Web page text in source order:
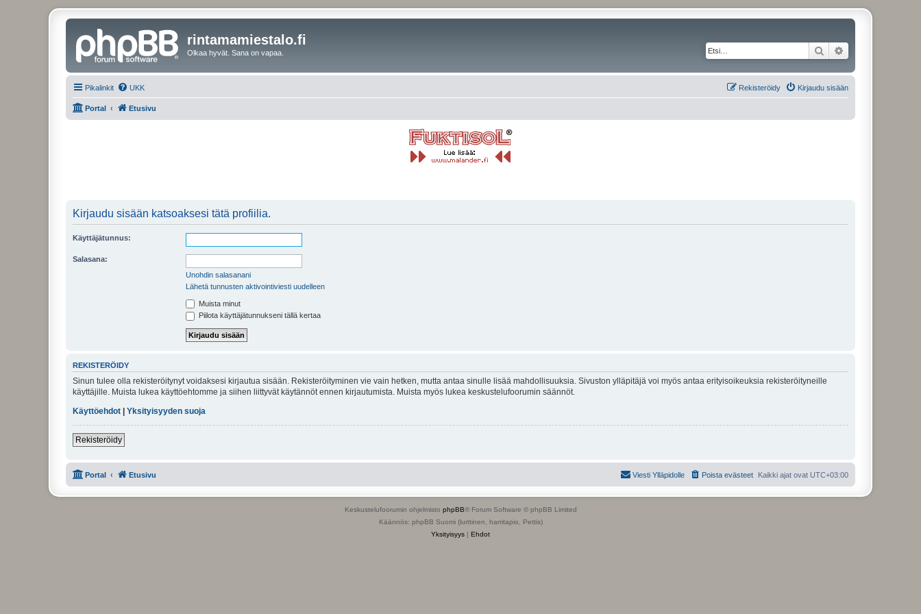
rintamamiestalo.fi
Olkaa hyvät. Sana on vapaa. Etsi
Pikalinkit UKK Kirjaudu sisään
Rekisteröidy
Portal Etusivu
Kirjaudu sisään katsoaksesi tätä profiilia.
Käyttäjätunnus:
Salasana:
Unohdin salasanani
Lähetä tunnusten aktivointiviesti uudelleen
Muista minut
Piilota käyttäjätunnukseni tällä kertaa
REKISTERÖIDY
Sinun tulee olla rekisteröitynyt voidaksesi kirjautua sisään. Rekisteröityminen vie vain hetken, mutta antaa sinulle lisää mahdollisuuksia. Sivuston ylläpitäjä voi myös antaa erityisoikeuksia rekisteröityneille
käyttäjille. Muista lukea käyttöehtomme ja siihen liittyvät käytännöt ennen kirjautumista. Muista myös lukea keskustelufoorumin säännöt.
Käyttöehdot
Yksityisyyden suoja
Rekisteröidy
Portal Etusivu Kaikki ajat ovat UTC+03:00
Poista evästeet
Viesti Ylläpidolle
Keskustelufoorumin ohjelmisto phpBB® Forum Software © phpBB Limited
Käännös: phpBB Suomi (lurttinen, harritapio, Pettis)
Yksityisyys | Ehdot